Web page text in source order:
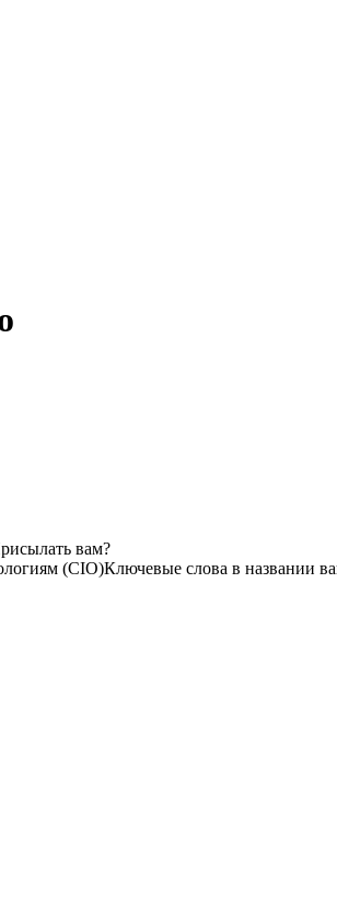
вам?
(CIO)Ключевые слова в названии